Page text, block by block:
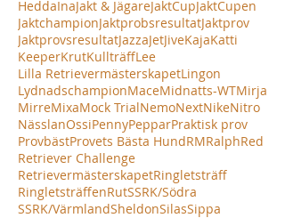
HeddaInaJakt & JägareJaktCupJaktCupen
JaktchampionJaktprobsresultatJaktprov
JaktprovsresultatJazzaJetJiveKajaKatti
KeeperKrutKullträffLee
Lilla RetrievermästerskapetLingon
LydnadschampionMaceMidnatts-WTMirja
MirreMixaMock TrialNemoNextNikeNitro
NässlanOssiPennyPepparPraktisk prov
ProvbästProvets Bästa HundRMRalphRed
Retriever Challenge
RetrievermästerskapetRingletsträff
RingletsträffenRutSSRK/Södra
SSRK/VärmlandSheldonSilasSippa